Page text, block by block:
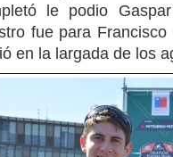
le podio
fue para
en la largada de los